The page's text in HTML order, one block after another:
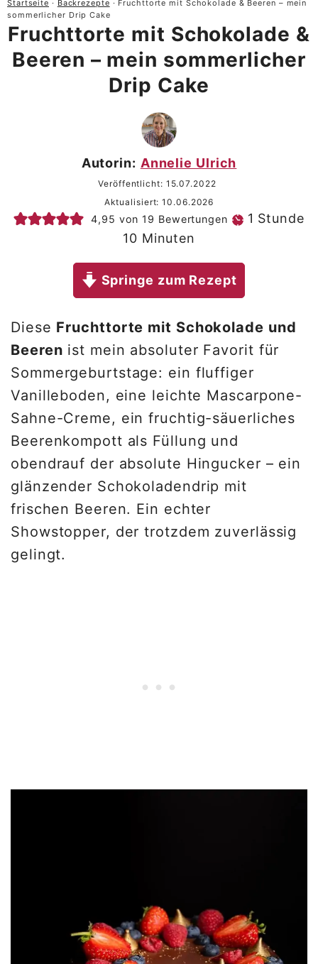
Startseite · Backrezepte · Fruchttorte mit Schokolade & Beeren – mein
sommerlicher Drip Cake
Fruchttorte mit Schokolade &
Beeren – mein sommerlicher
Drip Cake
Autorin: Annelie Ulrich
Veröffentlicht: 15.07.2022
Aktualisiert:10.06.2026
4,95 von 19 Bewertungen 1 Stunde
Stunde
10Minuten
Minuten
Springe zum Rezept
Diese Fruchttorte mit Schokolade und
Beeren ist mein absoluter Favorit für
Sommergeburtstage: ein fluffiger
Vanilleboden, eine leichte Mascarpone-
Sahne-Creme, ein fruchtig-säuerliches
Beerenkompott als Füllung und
obendrauf der absolute Hingucker – ein
glänzender Schokoladendrip mit
frischen Beeren. Ein echter
Showstopper, der trotzdem zuverlässig
gelingt.